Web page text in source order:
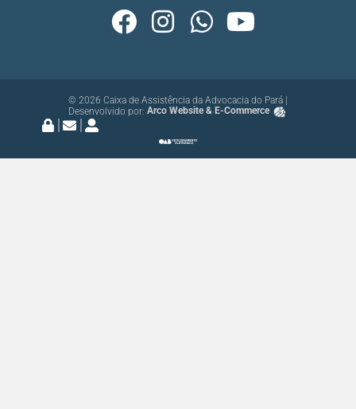
© 2026 Caixa de Assistência da Advocacia do Pará |
Desenvolvido por: Arco Website & E-Commerce